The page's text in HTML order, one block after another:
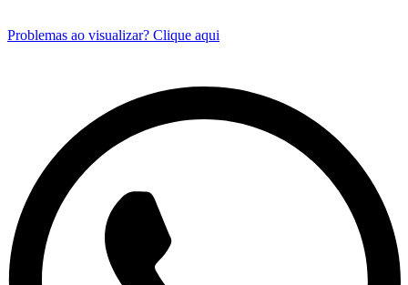
Problemas ao visualizar? Clique aqui